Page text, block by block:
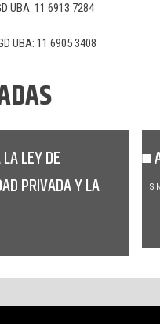
UBA: 11 6913 7284
UBA: 11 6905 3408
LEY DE
PRIVADA Y LA